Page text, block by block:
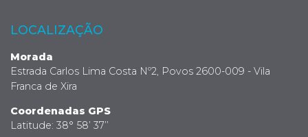
LOCALIZAÇÃO
Morada
Estrada Carlos Lima Costa Nº2, Povos 2600-009 - Vila
Franca de Xira
Coordenadas GPS
Latitude: 38° 58’ 37’’